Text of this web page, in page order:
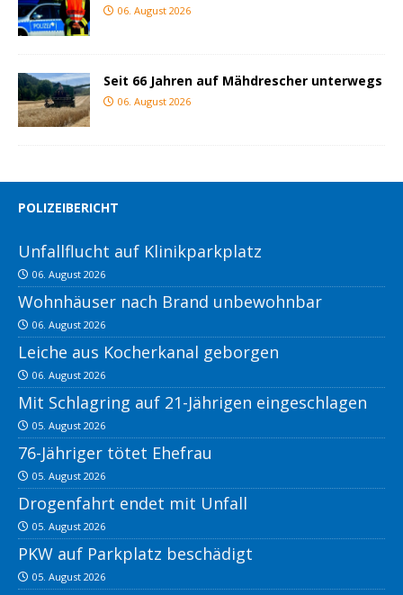
06. August 2026
Seit 66 Jahren auf Mähdrescher unterwegs
06. August 2026
POLIZEIBERICHT
Unfallflucht auf Klinikparkplatz
06. August 2026
Wohnhäuser nach Brand unbewohnbar
06. August 2026
Leiche aus Kocherkanal geborgen
06. August 2026
Mit Schlagring auf 21-Jährigen eingeschlagen
05. August 2026
76-Jähriger tötet Ehefrau
05. August 2026
Drogenfahrt endet mit Unfall
05. August 2026
PKW auf Parkplatz beschädigt
05. August 2026